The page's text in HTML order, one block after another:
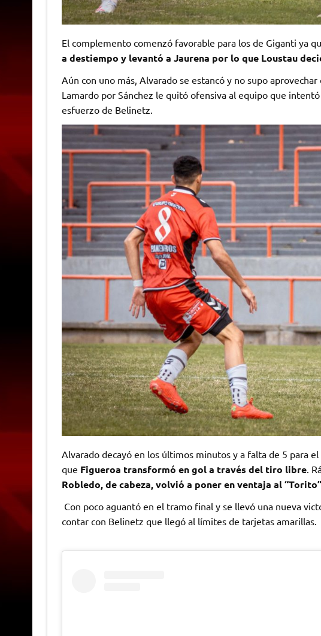
El complemento comenzó favorable para los de Giganti ya
a destiempo y levantó a Jaurena por lo que Loustau
Aún con uno más, Alvarado se estancó y no supo
Lamardo por Sánchez le quitó ofensiva al equipo que
esfuerzo de Belinetz.
Alvarado decayó en los últimos minutos y a falta de 5 para
que Figueroa transformó en gol a través del tiro libre.
Robledo, de cabeza, volvió a poner en ventaja al
Con poco aguantó en el tramo final y se llevó una nueva
contar con Belinetz que llegó al límites de tarjetas amarillas.